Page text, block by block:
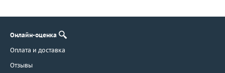
Roberto Bravo
Roberto Coin
Robotti Giovanni
Онлайн-оценка
Оплата и доставка
Отзывы